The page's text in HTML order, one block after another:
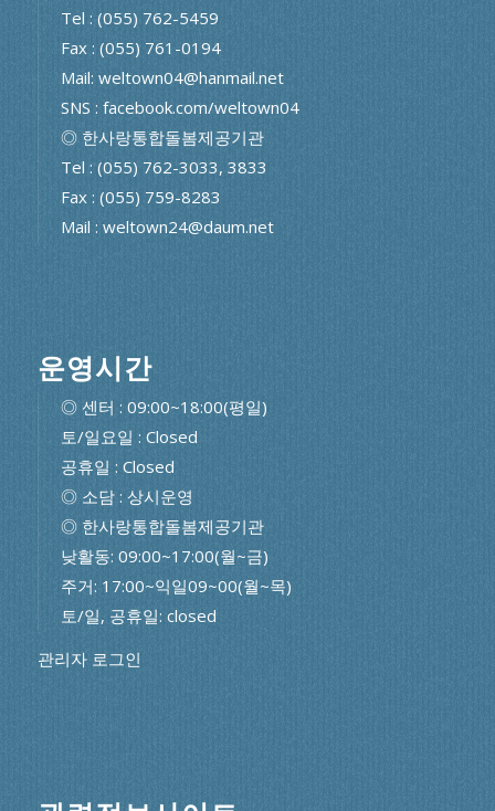
Tel : (055) 762-5459
Fax : (055) 761-0194
Mail: weltown04@hanmail.net
SNS : facebook.com/weltown04
◎ 한사랑통합돌봄제공기관
Tel : (055) 762-3033, 3833
Fax : (055) 759-8283
Mail : weltown24@daum.net
운영시간
◎ 센터 : 09:00~18:00(평일)
토/일요일 : Closed
공휴일 : Closed
◎ 소담 : 상시운영
◎ 한사랑통합돌봄제공기관
낮활동: 09:00~17:00(월~금)
주거: 17:00~익일09~00(월~목)
토/일, 공휴일: closed
관리자 로그인